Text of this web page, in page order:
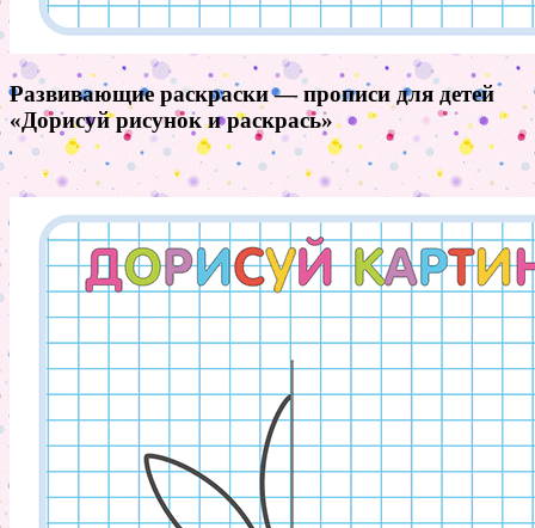
Развивающие раскраски — прописи для детей
«Дорисуй рисунок и раскрась»